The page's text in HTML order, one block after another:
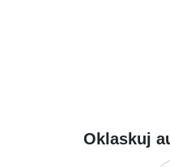
Oklaskuj